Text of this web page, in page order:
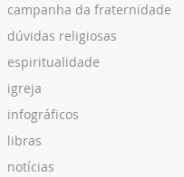
campanha da fraternidade
dúvidas religiosas
espiritualidade
igreja
infográficos
libras
notícias